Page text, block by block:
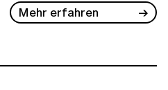
Mehr erfahren